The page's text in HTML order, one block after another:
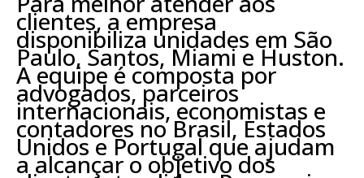
clientes, a empresa
disponibiliza unidades em São
Paulo, Santos, Miami e Huston.
A equipe é composta por
advogados, parceiros
internacionais, economistas e
contadores no Brasil, Estados
Unidos e Portugal que ajudam
a alcançar o objetivo dos